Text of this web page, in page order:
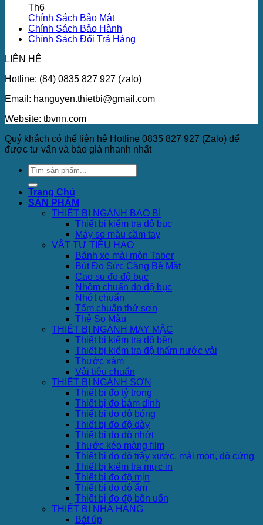
Th6
Chính Sách Bảo Mật
Chính Sách Bảo Hành
Chính Sách Đổi Trả Hàng
LIÊN HỆ
Hotline: (84) 0835 827 927 (zalo)
Email: hanguyen.thietbi@gmail.com
Website: tbvnn.com
Quý khách có thể liên hệ Hotline 0835 827 927 (Zalo) để
được tư vấn và báo giá nhanh nhất
Trang Chủ
SẢN PHẨM
THIẾT BỊ NGÀNH BAO BÌ
Thiết bị kiểm tra độ bục
Máy so màu cầm tay
VẬT TƯ TIÊU HAO
Bánh xe mài mòn Taber
Bút Đo Sức Căng Bề Mặt
Cao su đo độ bục
Nhôm chuẩn đo độ bục
Nhớt chuẩn
Tấm chuẩn thử sơn
Thẻ So Màu
THIẾT BỊ NGÀNH MAY MẶC
Thiết bị kiểm tra độ bền
Thiết bị kiểm tra độ thấm nước vải
Thước xám
Vải tiêu chuẩn
THIẾT BỊ NGÀNH SƠN
Thiết bị đo tỷ trọng
Thiết bị đo bám dính
Thiết bị đo độ bóng
Thiết bị đo độ dày
Thiết bị đo độ nhớt
Thước kéo màng film
Thiết bị đo độ trầy xước, mài mòn, độ cứng
Thiết bị kiểm tra mực in
Thiết bị đo độ mịn
Thiết bị đo độ ẩm
Thiết bị đo độ bền uốn
THIẾT BỊ NHÀ HÀNG
Bát úp